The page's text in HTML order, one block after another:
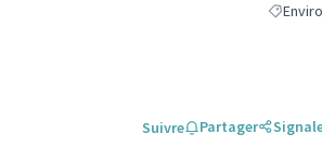
Filtrer
Suivre Partager